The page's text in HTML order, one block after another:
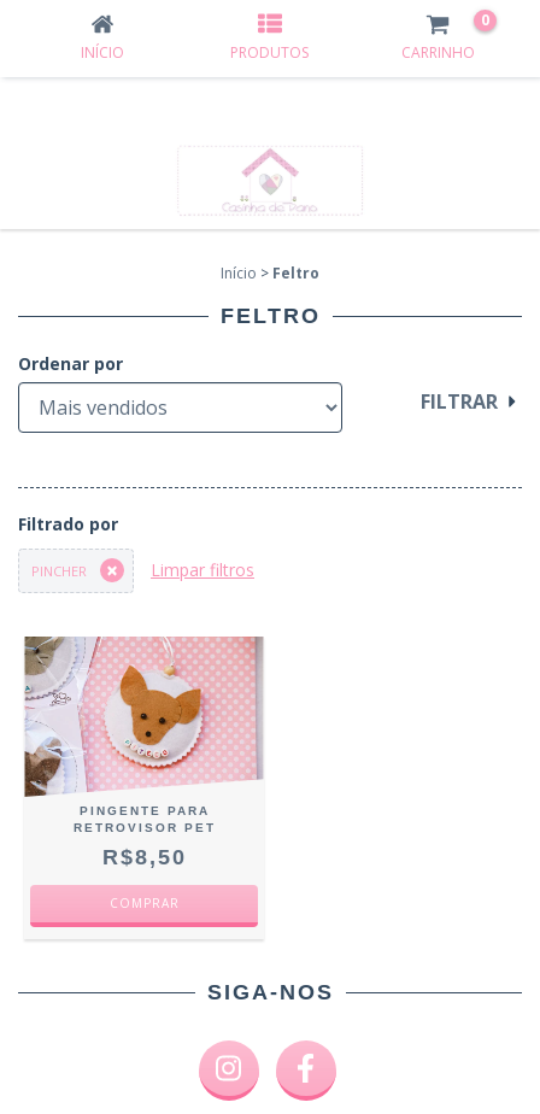
INÍCIO PRODUTOS CARRINHO
0
Início > Feltro
FELTRO
Ordenar por
FILTRAR
Filtrado por
PINCHER Limpar filtros
PINGENTE PARA
RETROVISOR PET
R$8,50
COMPRAR
SIGA-NOS